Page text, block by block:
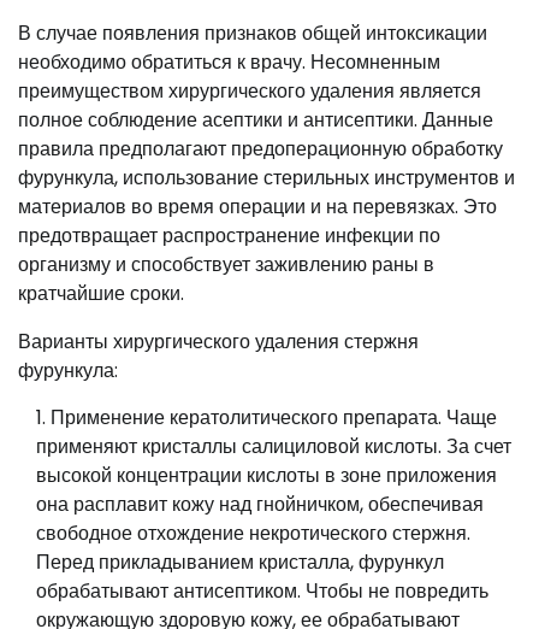
В случае появления признаков общей интоксикации
необходимо обратиться к врачу. Несомненным
преимуществом хирургического удаления является
полное соблюдение асептики и антисептики. Данные
правила предполагают предоперационную обработку
фурункула, использование стерильных инструментов и
материалов во время операции и на перевязках. Это
предотвращает распространение инфекции по
организму и способствует заживлению раны в
кратчайшие сроки.
Варианты хирургического удаления стержня
фурункула:
Применение кератолитического препарата. Чаще
применяют кристаллы салициловой кислоты. За счет
высокой концентрации кислоты в зоне приложения
она расплавит кожу над гнойничком, обеспечивая
свободное отхождение некротического стержня.
Перед прикладыванием кристалла, фурункул
обрабатывают антисептиком. Чтобы не повредить
окружающую здоровую кожу, ее обрабатывают